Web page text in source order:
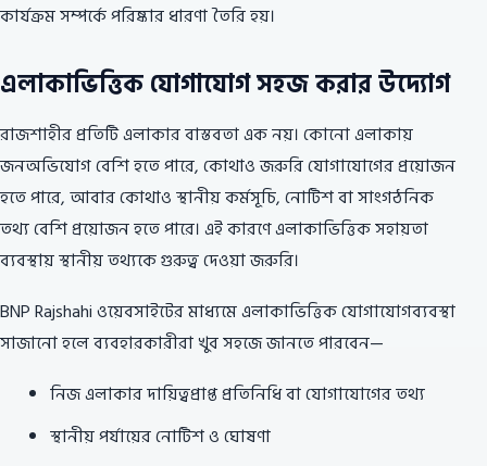
কার্যক্রম সম্পর্কে পরিষ্কার ধারণা তৈরি হয়।
এলাকাভিত্তিক যোগাযোগ সহজ করার উদ্যোগ
রাজশাহীর প্রতিটি এলাকার বাস্তবতা এক নয়। কোনো এলাকায়
জনঅভিযোগ বেশি হতে পারে, কোথাও জরুরি যোগাযোগের প্রয়োজন
হতে পারে, আবার কোথাও স্থানীয় কর্মসূচি, নোটিশ বা সাংগঠনিক
তথ্য বেশি প্রয়োজন হতে পারে। এই কারণে এলাকাভিত্তিক সহায়তা
ব্যবস্থায় স্থানীয় তথ্যকে গুরুত্ব দেওয়া জরুরি।
BNP Rajshahi ওয়েবসাইটের মাধ্যমে এলাকাভিত্তিক যোগাযোগব্যবস্থা
সাজানো হলে ব্যবহারকারীরা খুব সহজে জানতে পারবেন—
নিজ এলাকার দায়িত্বপ্রাপ্ত প্রতিনিধি বা যোগাযোগের তথ্য
স্থানীয় পর্যায়ের নোটিশ ও ঘোষণা